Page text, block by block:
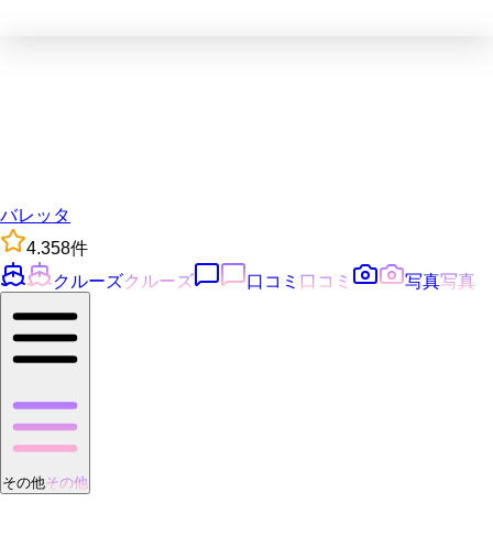
バレッタ
4.358件
クルーズクルーズ 口コミ 口コミ 写真写真
その他その他